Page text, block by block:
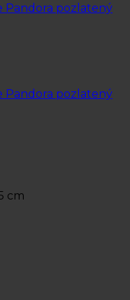
Pandora pozlatený
Pandora pozlatený
cm